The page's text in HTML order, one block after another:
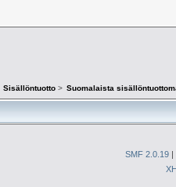
Sisällöntuotto > Suomalaista
SMF 2.0.19